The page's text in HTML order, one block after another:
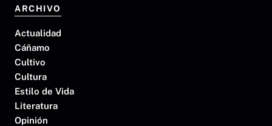
ARCHIVO
Actualidad
Cáñamo
Cultivo
Cultura
Estilo de Vida
Literatura
Opinión